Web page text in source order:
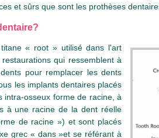
et sûrs que sont les prothèses
« root » utilisé dans l'art
qui ressemblent à
pour remplacer les dents
les implants dentaires placés
intra-osseux forme de racine, à
à une racine de la dent réelle
de racine ») et sont placés
grec « dans »et se référant à